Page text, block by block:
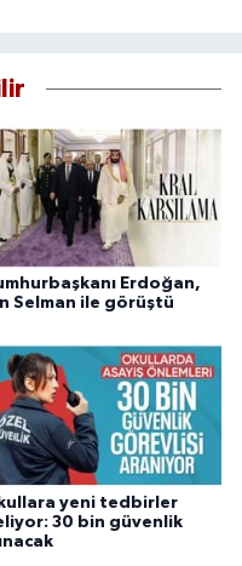
Erdoğan,
Selman ile görüştü
yeni tedbirler
30 bin güvenlik